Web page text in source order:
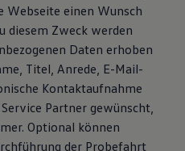
Webseite einen Wunsch
diesem Zweck werden
Daten erhoben
Titel, Anrede, E-Mail-
Kontaktaufnahme
Partner gewünscht,
Optional können
der Probefahrt